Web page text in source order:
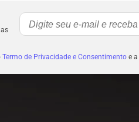
Termo de Privacidade e Consentimentoe a